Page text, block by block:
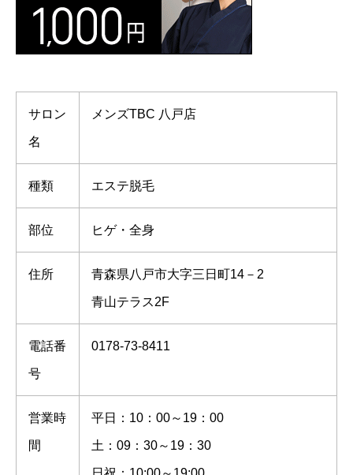
サロン
名
メンズTBC 八戸店
種類 エステ脱毛
部位 ヒゲ・全身
住所 青森県八戸市大字三日町14－2
青山テラス2F
電話番
号
0178‐73‐8411
営業時
間
平日：10：00～19：00
土：09：30～19：30